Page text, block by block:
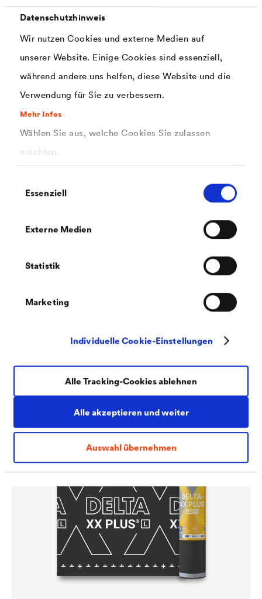
Datenschutzhinweis
Wir nutzen Cookies und externe Medien auf
unserer Website. Einige Cookies sind essenziell,
während andere uns helfen, diese Website und die
Verwendung für Sie zu verbessern.
Mehr Infos
Wählen Sie aus, welche Cookies Sie zulassen
möchten.
Essenziell
Externe Medien
Statistik
Marketing
Individuelle Cookie-Einstellungen
Alle akzeptieren und weiter
Auswahl übernehmen
Alle Tracking-Cookies ablehnen
DELTA -XX PLUS ® UNIVERSAL
Langlebige, universell einsetzbare, diffusionsoffene,
-XX PLUS HEAVY